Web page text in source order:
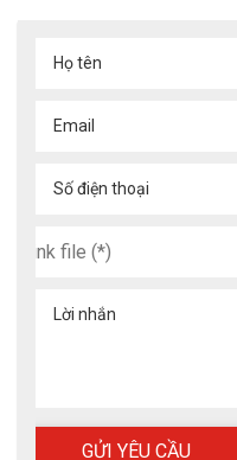
Họ tên
Email
Số điện thoại
Lời nhắn